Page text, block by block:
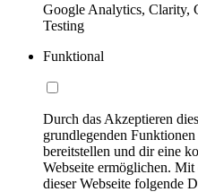
Google Analytics, Clarity,
Testing
Funktional
Durch das Akzeptieren
grundlegenden
bereitstellen und dir eine
Webseite ermöglichen.
dieser Webseite folgende